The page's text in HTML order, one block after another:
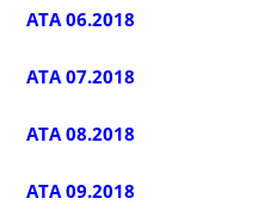
ATA 06.2018
ATA 07.2018
ATA 08.2018
ATA 09.2018